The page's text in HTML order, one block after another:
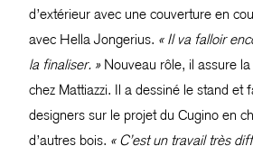
d’extérieur avec une couverture en
avec Hella Jongerius. « Il va falloir
la finaliser. »Nouveau rôle, il assure
chez Mattiazzi. Il a dessiné le stand et
designers sur le projet du Cugino en
d’autres bois. « C’est un travail très